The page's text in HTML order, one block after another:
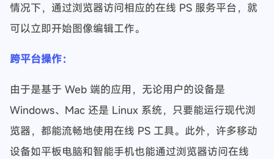
情况下，通过浏览器访问相应的在线 PS 服务平台，就
可以立即开始图像编辑工作。
跨平台操作：
由于是基于 Web 端的应用，无论用户的设备是
Windows、Mac 还是 Linux 系统，只要能运行现代浏
览器，都能流畅地使用在线 PS 工具。此外，许多移动
设备如平板电脑和智能手机也能通过浏览器访问在线